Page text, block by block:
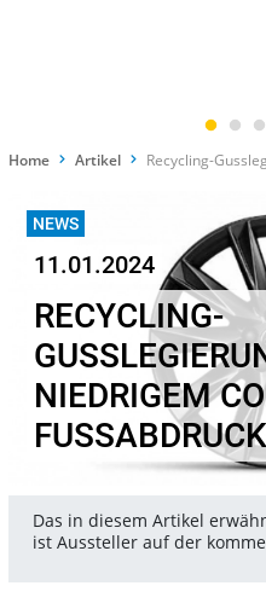
Home Artikel Recycling-
NEWS
11.01.2024
RECYCLING-
NIEDRIGEM
FUSSABDRUCK
Das in diesem Artikel
ist Aussteller auf der